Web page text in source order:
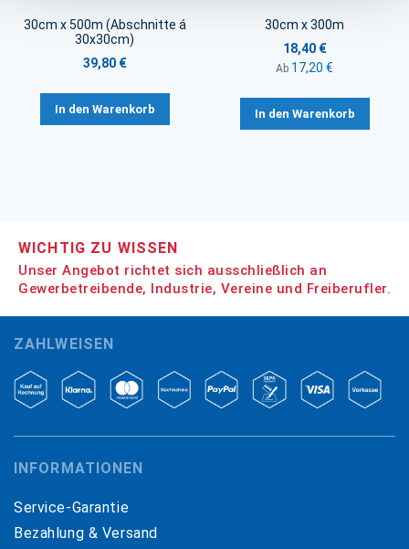
30cm x 500m (Abschnitte á
30x30cm)
39,80 €
In den Warenkorb
30cm x 300m
18,40 €
Ab 17,20 €
In den Warenkorb
WICHTIG ZU WISSEN
Unser Angebot richtet sich ausschließlich an
Gewerbetreibende, Industrie, Vereine und Freiberufler.
ZAHLWEISEN
INFORMATIONEN
Service-Garantie
Bezahlung & Versand